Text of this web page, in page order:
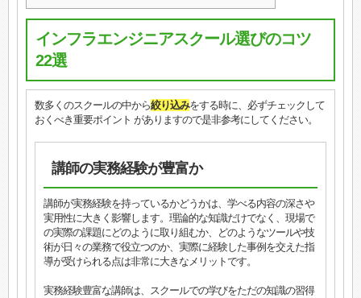
インフラエンジニアスクール選びのコツ
22選
数多くのスクールの中から絞り込みをする時に、必ずチェックして
おくべき重要ポイント がありますので是非参考にしてください。
講師の実務経験が豊富か
講師が実務経験を持っているかどうかは、学べる内容の深さや
実用性に大きく影響します。理論的な知識だけでなく、現場で
の実際の課題にどのように取り組むか、どのようなツールや技
術が日々の業務で役立つのか、実際に経験した事例を交えた指
導が受けられる点は非常に大きなメリットです。
実務経験豊富な講師は、スクールでの学びをただの知識の習得